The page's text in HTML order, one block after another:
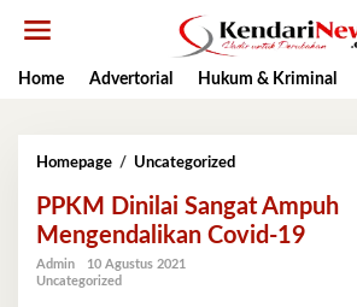
Home
Advertorial Hukum & Kriminal
Homepage / Uncategorized
Sangat
Ampuh
Mengendalikan
PPKM Dinilai Sangat Ampuh
Mengendalikan Covid-19
Admin
10 Agustus 2021
Uncategorized